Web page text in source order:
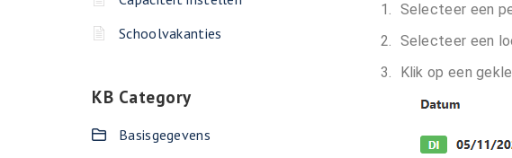
Schoolvakanties
KB Category
Basisgegevens
Selecteer een
Selecteer een
Klik op een